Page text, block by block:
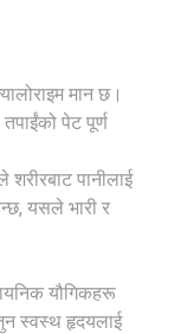
मान छ।
पेट पूर्ण
पानीलाई
यसले भारी र
यौगिकहरू
स्वस्थ हृदयलाई